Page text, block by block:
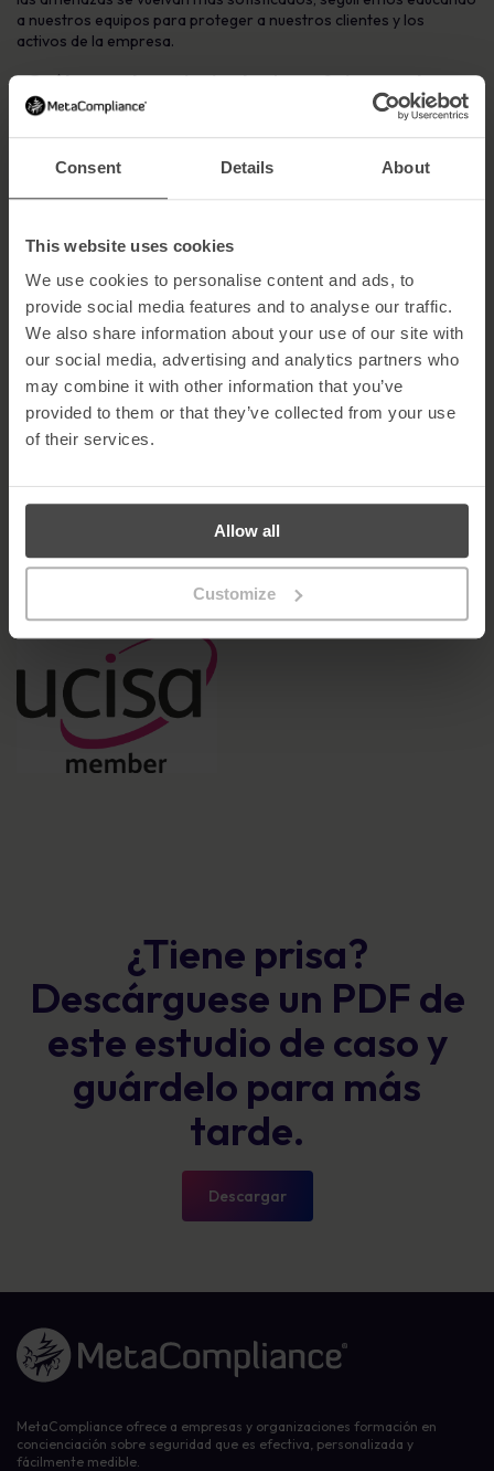
Consent Details About
This website uses cookies
We use cookies to personalise content and ads, to
provide social media features and to analyse our traffic.
We also share information about your use of our site with
our social media, advertising and analytics partners who
may combine it with other information that you’ve
provided to them or that they’ve collected from your use
of their services.
Allow all
Customize
a nuestros equipos para proteger a nuestros clientes y los
activos de la empresa.
¿Cuáles son los principales beneficios que ha
notado?
Un aumento de la concienciación general sobre la seguridad
más allá del alcance de los correos electrónicos de phishing
organizaciones similares dentro de su sector en
particular?
Sin lugar a dudas. La solución, su contenido y el equipo de
asistencia de MetaCompliance lo convierten en un producto muy
asequible y eficaz.
Cree una formación a medida sobre
Si desea más información sobre cómo MetaCompliance puede
formación posible en materia
concienciación sobre ciberseguridad
personal, póngaseen contacto con nosotros.
¿Tiene prisa?
Descárguese un PDF de
este estudio de caso y
guárdelo para más
tarde.
Descargar
Enlace a la página de inicio
MetaCompliance ofrece a empresas y organizaciones formación en
concienciación sobre seguridad que es efectiva, personalizada y
fácilmente medible.